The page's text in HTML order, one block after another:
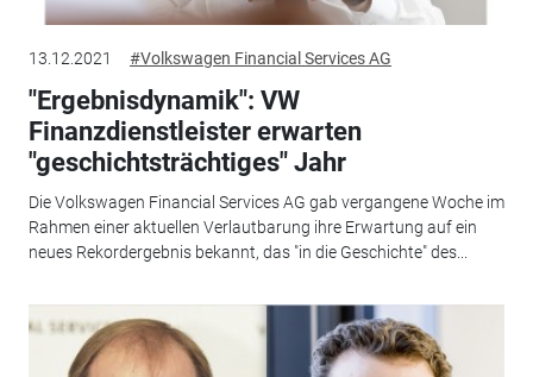
13.12.2021 #Volkswagen Financial Services AG
"Ergebnisdynamik": VW
Finanzdienstleister erwarten
"geschichtsträchtiges" Jahr
Die Volkswagen Financial Services AG gab vergangene Woche im
Rahmen einer aktuellen Verlautbarung ihre Erwartung auf ein
neues Rekordergebnis bekannt, das "in die Geschichte" des...